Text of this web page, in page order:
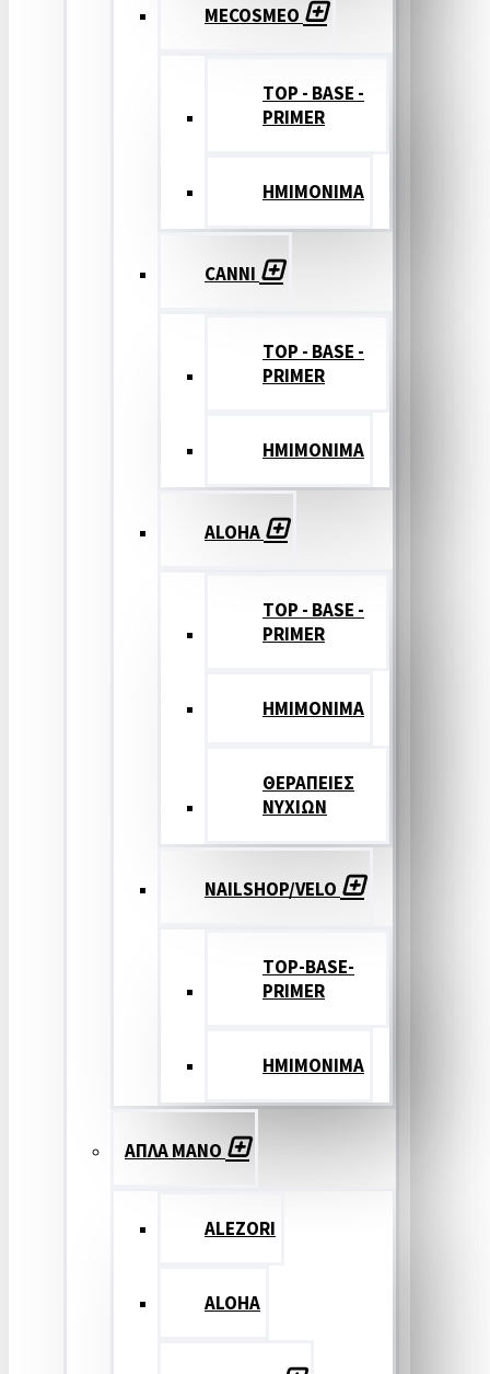
MECOSMEO
TOP - BASE -
PRIMER
ΗΜΙΜΟΝΙΜΑ
CANNI
TOP - BASE -
PRIMER
ΗΜΙΜΟΝΙΜΑ
ALOHA
TOP - BASE -
PRIMER
ΗΜΙΜΟΝΙΜΑ
ΘΕΡΑΠΕΙΕΣ
ΝΥΧΙΩΝ
NAILSHOP/VELO
TOP-BASE-
PRIMER
ΗΜΙΜΟΝΙΜΑ
ΑΠΛΑ ΜΑΝΟ
ALEZORI
ALOHA